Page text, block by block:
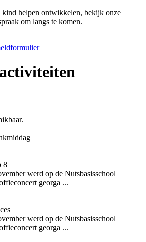
helpen ontwikkelen, bekijk onze
om langs te komen.
8
werd op de Nutsbasisschool
georga ...
werd op de Nutsbasisschool
georga ...